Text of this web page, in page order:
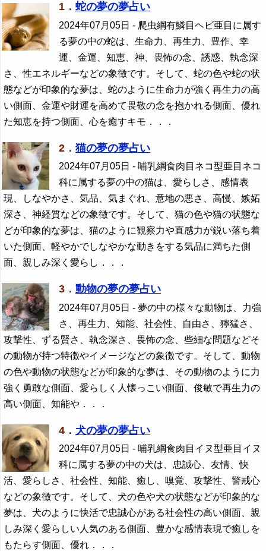
1． 蛇の夢の夢占い
2024年07月05日 - 爬虫綱有鱗目ヘビ亜目に属す
る夢の中の蛇は、生命力、再生力、豊作、幸
運、金運、知恵、神、畏怖の念、誘惑、執念深
さ、性エネルギーなどの象徴です。そして、蛇の色や蛇の状
態などが印象的な夢は、蛇のように生命力が強く再生力の高
い側面、金運や財運を高めて畏敬の念を抱かれる側面、優れ
た知恵を持つ側面、心を癒すキモ．．．
2． 猫の夢の夢占い
2024年07月05日 - 哺乳綱食肉目ネコ型亜目ネコ
科に属する夢の中の猫は、愛らしさ、感情表
現、しなやかさ、気品、気まぐれ、意地の悪さ、高慢、嫉妬
深さ、神経質などの象徴です。そして、猫の色や猫の状態な
どが印象的な夢は、猫のように観察力や直感力が鋭い落ち着
いた側面、軽やかでしなやかな動きをする気品に満ちた側
面、親しみ深く愛らし．．．
3． 動物の夢の夢占い
2024年07月05日 - 夢の中の様々な動物は、力強
さ、再生力、知能、社会性、自由さ、獰猛さ、
攻撃性、ずる賢さ、執念深さ、畏怖の念、些細な問題などそ
の動物が持つ特徴やイメージなどの象徴です。そして、動物
の色や動物の状態などが印象的な夢は、その動物のように力
強く勇敢な側面、愛らしく人懐っこい側面、俊敏で再生力の
高い側面、知能や．．．
4． 犬の夢の夢占い
2024年07月05日 - 哺乳綱食肉目イヌ型亜目イヌ
科に属する夢の中の犬は、忠誠心、友情、快
活、愛らしさ、社会性、知能、癒し、嗅覚、攻撃性、警戒心
などの象徴です。そして、犬の色や犬の状態などが印象的な
夢は、犬のように快活で忠誠心がある社会性の高い側面、親
しみ深く愛らしい人気のある側面、豊かな感情表現で癒しを
もたらす側面、優れ．．．